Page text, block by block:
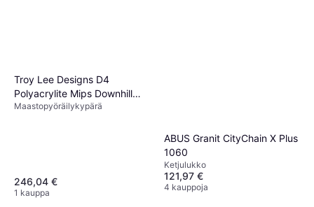
Troy Lee Designs D4
Polyacrylite Mips Downhill
Helmet Blue
Maastopyöräilykypärä
246,04 €
1 kauppa
ABUS Granit CityChain X Plus
1060
Ketjulukko
121,97 €
4 kauppoja